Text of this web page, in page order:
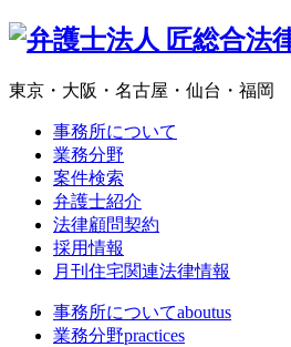
東京・大阪・名古屋・仙台・福岡
事務所について
業務分野
案件検索
弁護士紹介
法律顧問契約
採用情報
月刊住宅関連法律情報
事務所についてaboutus
業務分野practices